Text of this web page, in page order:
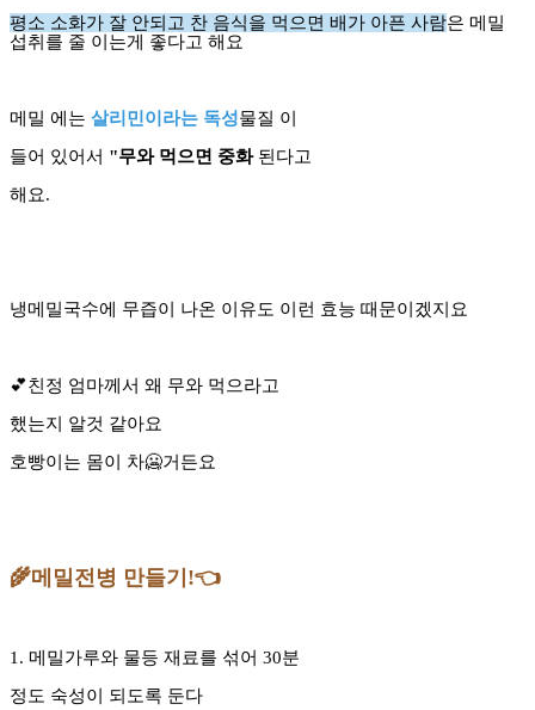
평소 소화가 잘 안되고 찬 음식을 먹으면 배가 아픈 사람은 메밀
섭취를 줄 이는게 좋다고 해요
메밀 에는 살리민이라는 독성물질 이
들어 있어서 "무와 먹으면 중화된다고
해요.
냉메밀국수에 무즙이 나온 이유도 이런 효능 때문이겠지요
💕친정 엄마께서 왜 무와 먹으라고
했는지 알것 같아요
호빵이는 몸이 차🥶거든요
🌾메밀전병 만들기!👈
1. 메밀가루와 물등 재료를 섞어 30분
정도 숙성이 되도록 둔다